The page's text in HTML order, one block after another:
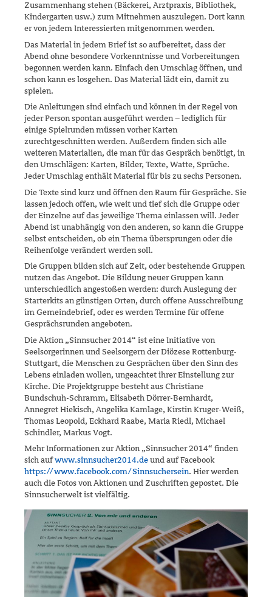
Zusammenhang stehen (Bäckerei, Arztpraxis, Bibliothek,
Kindergarten usw.) zum Mitnehmen auszulegen. Dort kann
er von je­dem Interessierten mitgenommen werden.
Das Material in jedem Brief ist so aufbereitet, dass der
Abend ohne be­sondere Vorkenntnisse und Vorbereitungen
begonnen werden kann. Ein­fach den Umschlag öffnen, und
schon kann es losgehen. Das Material lädt ein, damit zu
spielen.
Die Anleitungen sind einfach und können in der Regel von
jeder Person spontan ausgeführt werden – lediglich für
einige Spielrunden müssen vorher Karten
zurechtgeschnitten werden. Außerdem finden sich alle
weiteren Materialien, die man für das Gespräch benötigt, in
den Um­schlägen: Karten, Bilder, Texte, Watte, Sprüche.
Jeder Umschlag enthält Material für bis zu sechs Personen.
Die Texte sind kurz und öffnen den Raum für Gespräche. Sie
lassen je­doch offen, wie weit und tief sich die Gruppe oder
der Einzelne auf das jeweilige Thema einlassen will. Jeder
Abend ist unabhängig von den anderen, so kann die Gruppe
selbst entscheiden, ob ein Thema über­sprungen oder die
Reihenfolge verändert werden soll.
Die Gruppen bilden sich auf Zeit, oder bestehende Gruppen
nutzen das Angebot. Die Bildung neuer Gruppen kann
unterschiedlich angestoßen werden: durch Auslegung der
Starterkits an günstigen Orten, durch offene Ausschreibung
im Gemeindebrief, oder es werden Termine für offene
Gesprächsrunden angeboten.
Die Aktion „Sinnsucher 2014“ ist eine Initiative von
Seelsorgerinnen und Seelsorgern der Diözese Rottenburg-
Stuttgart, die Menschen zu Gesprächen über den Sinn des
Lebens einladen wollen, ungeachtet ihrer Einstellung zur
Kirche. Die Projektgruppe besteht aus Christiane
Bundschuh-Schramm, Elisabeth Dörrer-Bernhardt,
Annegret Hiekisch, Angelika Kamlage, Kirstin Kruger-Weiß,
Thomas Leopold, Eckhard Raabe, Maria Riedl, Michael
Schindler, Markus Vogt.
Mehr Informationen zur Aktion „Sinnsucher 2014“ finden
sich aufwww.sinnsucher2014.de und auf Facebook
https://www.facebook.com/Sinnsuchersein. Hier werden
auch die Fotos von Aktionen und Zuschriften gepostet. Die
Sinnsucherwelt ist vielfältig.